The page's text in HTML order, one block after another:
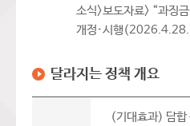
소식>보도자료> “과징
개정·시행
달라지는 정책 개요
(기대효과) 담합